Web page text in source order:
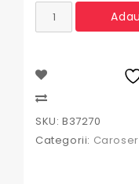
Cantitate
Intrerupator
Fendt
B37270,
X830241251000,
AG-
MS-
SKU: B37270
Categorii: